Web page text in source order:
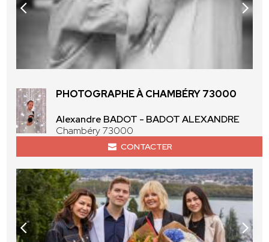
PHOTOGRAPHE À CHAMBÉRY 73000
Alexandre BADOT - BADOT ALEXANDRE
Chambéry 73000
CONTACTER